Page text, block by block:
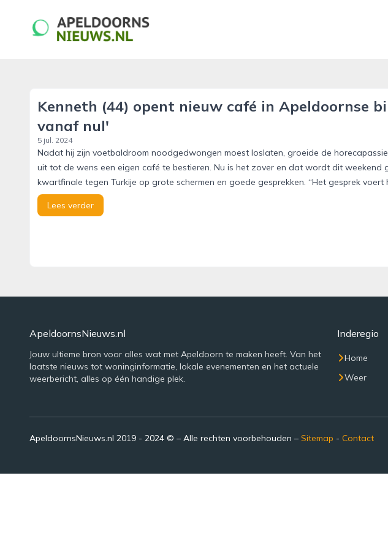
apeldoornsnieuws.nl
Kenneth (44) opent nieuw café in Apeldoornse
vanaf nul'
5 jul. 2024
Nadat hij zijn voetbaldroom noodgedwongen moest loslaten, groeide de
uit tot de wens een eigen café te bestieren. Nu is het zover en dat wordt dit weekend
kwartfinale tegen Turkije op grote schermen en goede gesprekken. “Het gesprek voert
Lees verder
ApeldoornsNieuws.nl
Jouw ultieme bron voor alles wat met Apeldoorn te maken heeft. Van het
laatste nieuws tot woninginformatie, lokale evenementen en het actuele
weerbericht, alles op één handige plek.
Inderegio
Home
Weer
ApeldoornsNieuws.nl 2019 - 2024 © – Alle rechten voorbehouden – Sitemap - Contact